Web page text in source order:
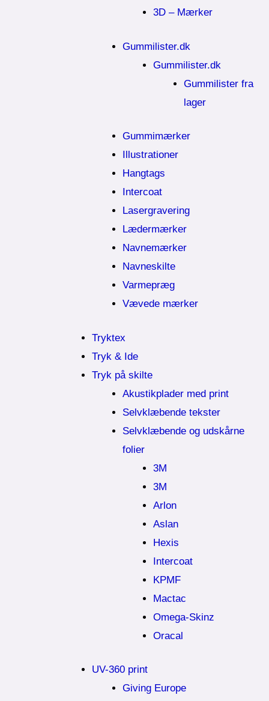
3D – Mærker
Gummilister.dk
Gummilister.dk
Gummilister fra
lager
Gummimærker
Illustrationer
Hangtags
Intercoat
Lasergravering
Lædermærker
Navnemærker
Navneskilte
Varmepræg
Vævede mærker
Tryktex
Tryk & Ide
Tryk på skilte
Akustikplader med print
Selvklæbende tekster
Selvklæbende og udskårne
folier
3M
3M
Arlon
Aslan
Hexis
Intercoat
KPMF
Mactac
Omega-Skinz
Oracal
UV-360 print
Giving Europe